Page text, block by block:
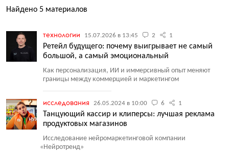
Найдено 5 материалов
технологии 15.07.2026 в 13:45 2 1
Ретейл будущего: почему выигрывает не самый
большой, а самый эмоциональный
Как персонализация, ИИ и иммерсивный опыт меняют
границы между коммерцией и маркетингом
исследования 26.05.2024 в 10:00 6 1
Танцующий кассир и клиперсы: лучшая реклама
продуктовых магазинов
Исследование нейромаркетинговой компании
«Нейротренд»